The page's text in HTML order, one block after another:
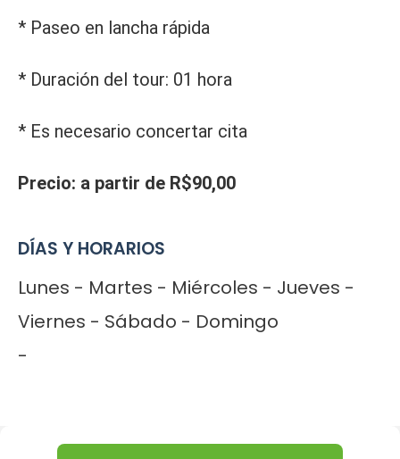
* Paseo en lancha rápida
* Duración del tour: 01 hora
* Es necesario concertar cita
Precio: a partir de R$90,00
DÍAS Y HORARIOS
Lunes - Martes - Miércoles - Jueves -
Viernes - Sábado - Domingo
-